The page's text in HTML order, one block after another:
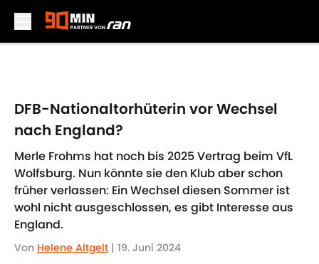
DFB-Nationaltorhüterin vor Wechsel
nach England?
Merle Frohms hat noch bis 2025 Vertrag beim VfL
Wolfsburg. Nun könnte sie den Klub aber schon
früher verlassen: Ein Wechsel diesen Sommer ist
wohl nicht ausgeschlossen, es gibt Interesse aus
England.
Von Helene Altgelt | 19. Juni 2024